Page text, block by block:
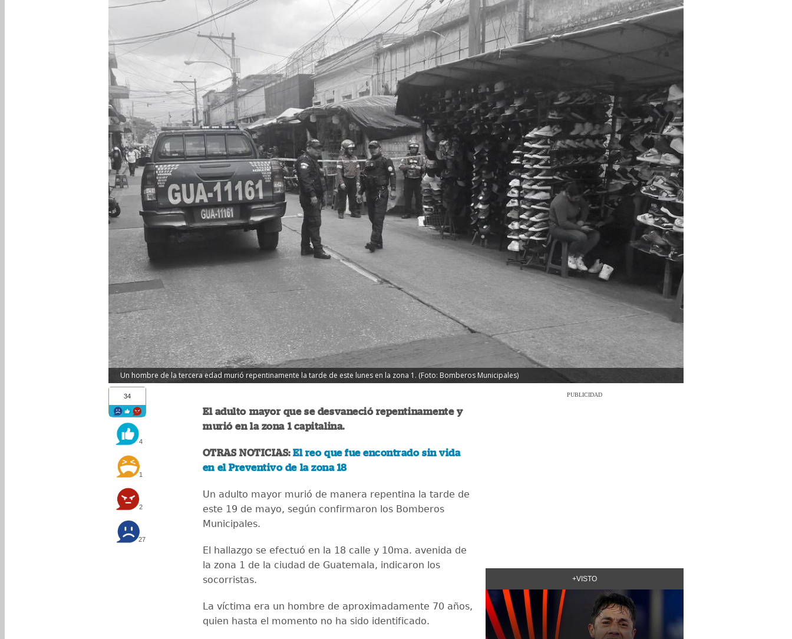
Un hombre de la tercera edad murió repentinamente la tarde de este lunes en la zona 1. (Foto: Bomberos Municipales)
34
4
1
2
27
El adulto mayor que se desvaneció repentinamente y
murió en la zona 1 capitalina.
OTRAS NOTICIAS:El reo que fue encontrado sin vida
en el Preventivo de la zona 18
Un adulto mayor murió de manera repentina la tarde de
este 19 de mayo, según confirmaron los Bomberos
Municipales.
El hallazgo se efectuó en la 18 calle y 10ma. avenida de
la zona 1 de la ciudad de Guatemala, indicaron los
socorristas.
La víctima era un hombre de aproximadamente 70 años,
quien hasta el momento no ha sido identificado.
PUBLICIDAD
+VISTO